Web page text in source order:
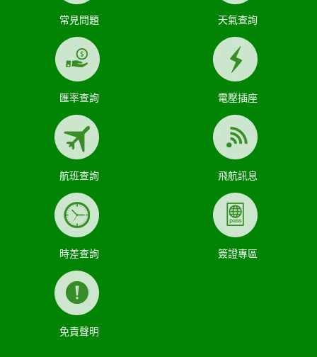
常見問題 天氣查詢
匯率查詢 電壓插座
航班查詢 飛航訊息
時差查詢 簽證專區
免責聲明